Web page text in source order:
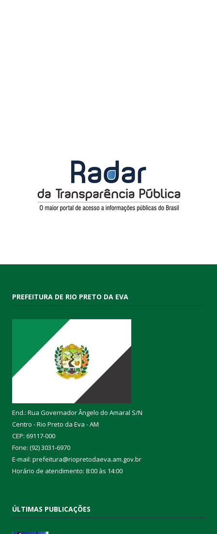
PREFEITURA DE RIO PRETO DA EVA
End.: Rua Governador Ângelo do Amaral S/N
Centro - Rio Preto da Eva - AM
CEP: 69117-000
Fone: (92) 3031-6970
E-mail: prefeitura@riopretodaeva.am.gov.br
Horário de atendimento: 8:00 às 14:00
ÚLTIMAS PUBLICAÇÕES